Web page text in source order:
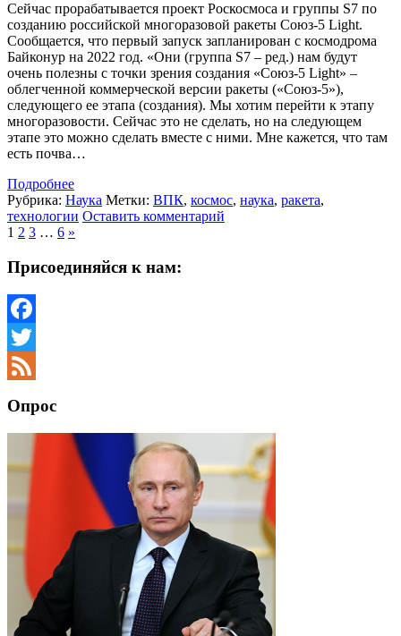
Сейчас прорабатывается проект Роскосмоса и группы S7 по
созданию российской многоразовой ракеты Союз-5 Light.
Сообщается, что первый запуск запланирован с космодрома
Байконур на 2022 год. «Они (группа S7 – ред.) нам будут
очень полезны с точки зрения создания «Союз-5 Light» –
облегченной коммерческой версии ракеты («Союз-5»),
следующего ее этапа (создания). Мы хотим перейти к этапу
многоразовости. Сейчас это не сделать, но на следующем
этапе это можно сделать вместе с ними. Мне кажется, что там
есть почва…
Подробнее
Рубрика: Наука Метки: ВПК, космос, наука, ракета,
технологии Оставить комментарий
1 2 3 … 6 »
Присоединяйся к нам:
Facebook
Twitter
Опрос